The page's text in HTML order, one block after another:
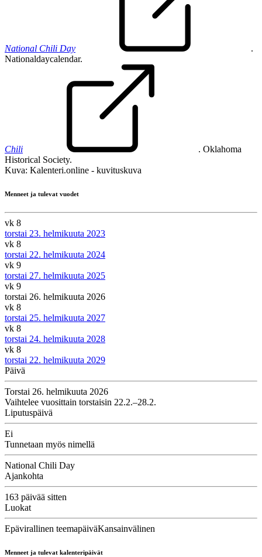
National Chili Day
.
Nationaldaycalendar.
Chili
. Oklahoma
Historical Society.
Kuva: Kalenteri.online - kuvituskuva
Menneet ja tulevat vuodet
vk 8
torstai 23. helmikuuta 2023
vk 8
torstai 22. helmikuuta 2024
vk 9
torstai 27. helmikuuta 2025
vk 9
torstai 26. helmikuuta 2026
vk 8
torstai 25. helmikuuta 2027
vk 8
torstai 24. helmikuuta 2028
vk 8
torstai 22. helmikuuta 2029
Päivä
Torstai 26. helmikuuta 2026
Vaihtelee vuosittain torstaisin 22.2.–28.2.
Liputuspäivä
Ei
Tunnetaan myös nimellä
National Chili Day
Ajankohta
163 päivää sitten
Luokat
Epävirallinen teemapäiväKansainvälinen
Menneet ja tulevat kalenteripäivät